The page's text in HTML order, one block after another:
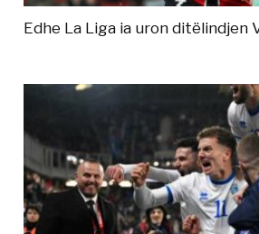
Edhe La Liga ia uron ditëlindjen